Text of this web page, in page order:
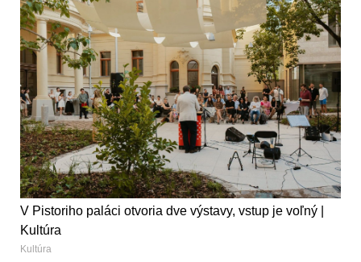
V Pistoriho paláci otvoria dve výstavy, vstup je voľný |
Kultúra
Kultúra